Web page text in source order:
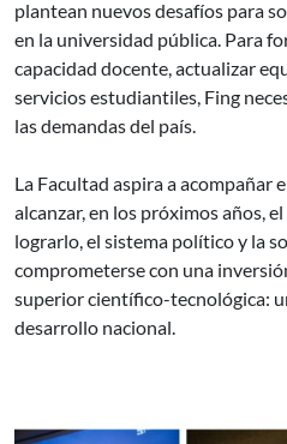
plantean nuevos desafíos para
en la universidad pública. Para
capacidad docente, actualizar
servicios estudiantiles, Fing
las demandas del país.
La Facultad aspira a acompañar
alcanzar, en los próximos años,
lograrlo, el sistema político y la
comprometerse con una
superior científico-tecnológica:
desarrollo nacional.